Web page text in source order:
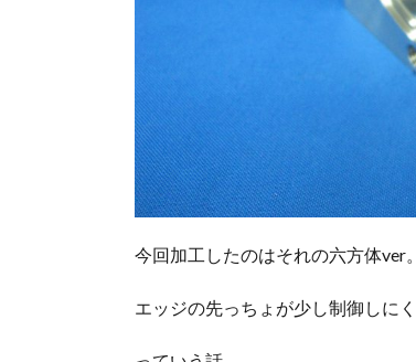
今回加工したのはそれの六方体ver。
エッジの先っちょが少し制御しにく